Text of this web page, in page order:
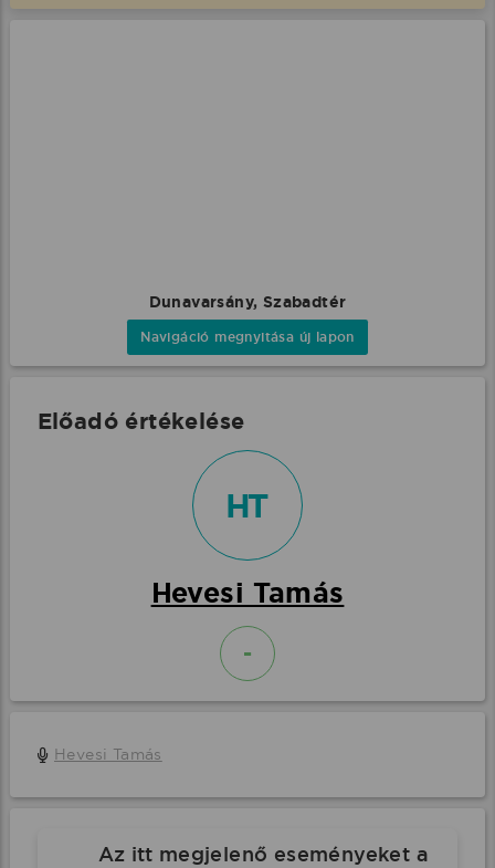
Dunavarsány, Szabadtér
Navigáció megnyitása új lapon
Előadó értékelése
HT
Hevesi Tamás
-
Hevesi Tamás
Az itt megjelenő eseményeket a